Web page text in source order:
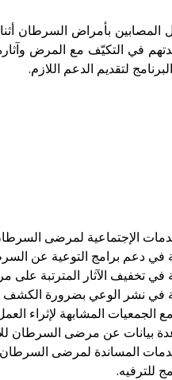
المصابين بأمراض السرطان
في التكيّف مع المرض
لتقديم الدعم اللازم.
الإجتماعية لمرضى
في دعم برامج التوعية عن
في تخفيف الآثار المترتبة
في نشر الوعي بضرورة الكشف
الجمعيات المشابهة لإثراء
بيانات عن مرضى السرطان
المساندة لمرضى السرطان
للترفيه.